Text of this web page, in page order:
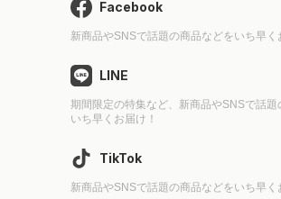
Facebook
新商品やSNSで話題の商品などをいち早く
LINE
期間限定の特集など、新商品やSNSで話題
いち早くお届け！
TikTok
新商品やSNSで話題の商品などをいち早く